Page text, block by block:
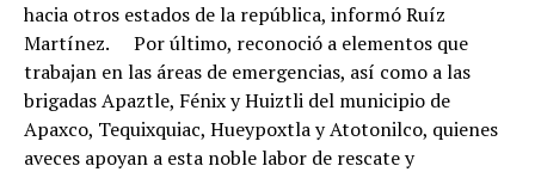
hacia otros estados de la república, informó Ruíz
Martínez. Por último, reconoció a elementos que
trabajan en las áreas de emergencias, así como a las
brigadas Apaztle, Fénix y Huiztli del municipio de
Apaxco, Tequixquiac, Hueypoxtla y Atotonilco, quienes
aveces apoyan a esta noble labor de rescate y